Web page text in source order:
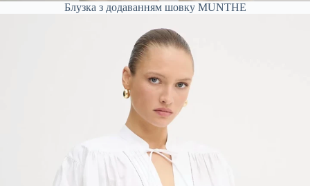
Блузка з додаванням шовку MUNTHE